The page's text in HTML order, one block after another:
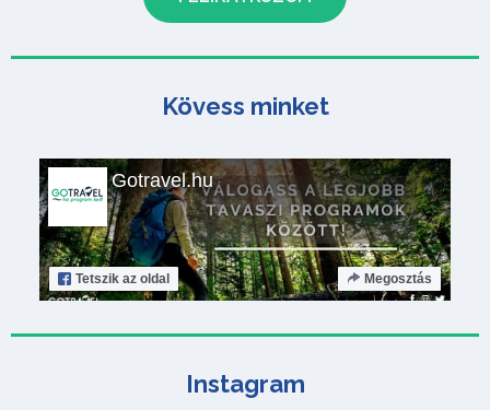
Kövess minket
Gotravel.hu
Tetszik az oldal Megosztás
Instagram